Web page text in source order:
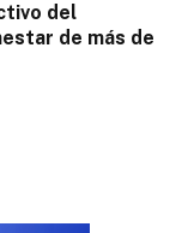
del
de más de